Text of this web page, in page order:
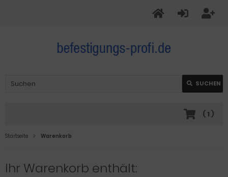
SUCHEN
( 1 )
Startseite Warenkorb
Ihr Warenkorb enthält: